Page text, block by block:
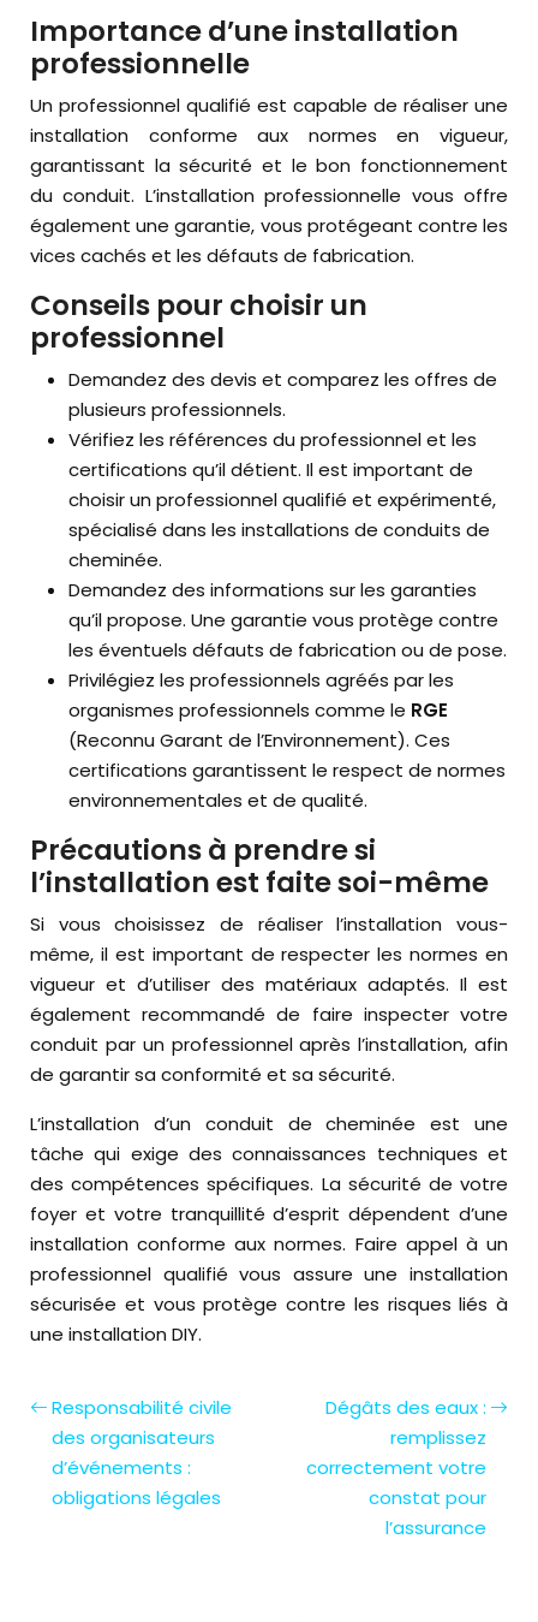
Importance d’une installation
professionnelle
Un professionnel qualifié est capable de réaliser une
installation conforme aux normes en vigueur,
garantissant la sécurité et le bon fonctionnement
du conduit. L’installation professionnelle vous offre
également une garantie, vous protégeant contre les
vices cachés et les défauts de fabrication.
Conseils pour choisir un
professionnel
Demandez des devis et comparez les offres de
plusieurs professionnels.
Vérifiez les références du professionnel et les
certifications qu’il détient. Il est important de
choisir un professionnel qualifié et expérimenté,
spécialisé dans les installations de conduits de
cheminée.
Demandez des informations sur les garanties
qu’il propose. Une garantie vous protège contre
les éventuels défauts de fabrication ou de pose.
Privilégiez les professionnels agréés par les
organismes professionnels comme le RGE
(Reconnu Garant de l’Environnement). Ces
certifications garantissent le respect de normes
environnementales et de qualité.
Précautions à prendre si
l’installation est faite soi-même
Si vous choisissez de réaliser l’installation vous-
même, il est important de respecter les normes en
vigueur et d’utiliser des matériaux adaptés. Il est
également recommandé de faire inspecter votre
conduit par un professionnel après l’installation, afin
de garantir sa conformité et sa sécurité.
L’installation d’un conduit de cheminée est une
tâche qui exige des connaissances techniques et
des compétences spécifiques. La sécurité de votre
foyer et votre tranquillité d’esprit dépendent d’une
installation conforme aux normes. Faire appel à un
professionnel qualifié vous assure une installation
sécurisée et vous protège contre les risques liés à
une installation DIY.
Responsabilité civile
des organisateurs
d’événements :
obligations légales
Dégâts des eaux :
remplissez
correctement votre
constat pour
l’assurance